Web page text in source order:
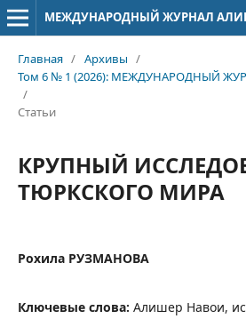
МЕЖДУНАРОДНЫЙ ЖУРНАЛ
Главная / Архивы /
Том 6 № 1 (2026): МЕЖДУНАРОДНЫЙ
/
Статьи
КРУПНЫЙ
ТЮРКСКОГО МИРА
Рохила РУЗМАНОВА
Ключевые слова: Алишер Навои,